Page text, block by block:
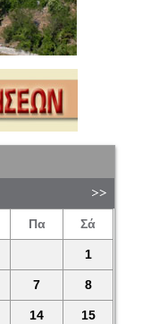
Πα Σά
1
7 8
14 15